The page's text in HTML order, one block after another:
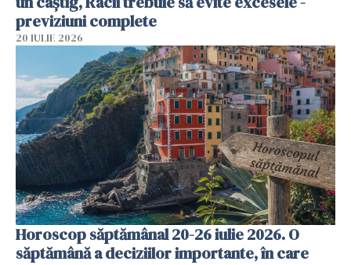
previziuni complete
20 IULIE 2026
Horoscop săptămânal 20-26 iulie 2026. O
săptămână a deciziilor importante, în care